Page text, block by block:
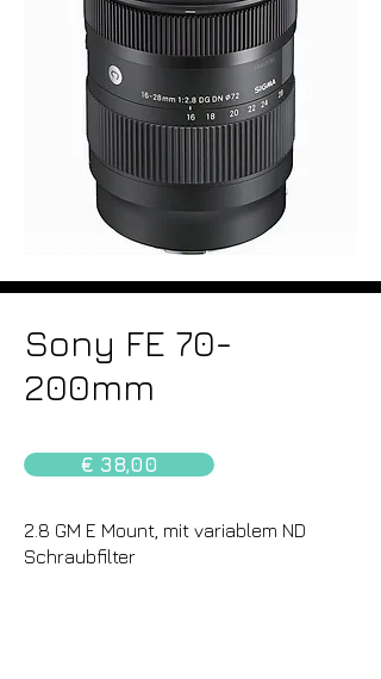
Sony FE 70-
200mm
€ 38,00
2.8 GM E Mount, mit variablem ND
Schraubfilter